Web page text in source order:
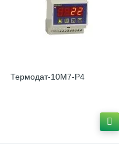
Термодат-10М7-Р4